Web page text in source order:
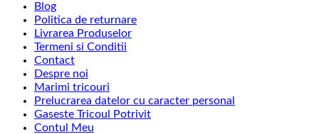
Blog
Politica de returnare
Livrarea Produselor
Termeni si Conditii
Contact
Despre noi
Marimi tricouri
Prelucrarea datelor cu caracter personal
Gaseste Tricoul Potrivit
Contul Meu